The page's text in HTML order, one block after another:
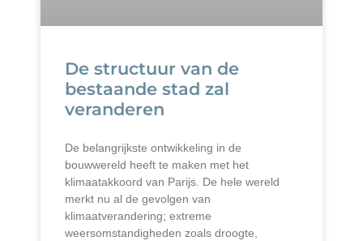
De structuur van de
bestaande stad zal
veranderen
De belangrijkste ontwikkeling in de
bouwwereld heeft te maken met het
klimaatakkoord van Parijs. De hele wereld
merkt nu al de gevolgen van
klimaatverandering; extreme
weersomstandigheden zoals droogte,